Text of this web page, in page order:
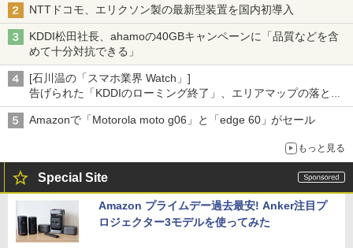
NTTドコモ、エリクソン製の最新型装置を国内初導入
KDDI松田社長、ahamoの40GBキャンペーンに「品質などを含
めて十分対抗できる」
[石川温の「スマホ業界 Watch」]
告げられた「KDDIのローミング終了」、エリアマップの落とし
穴と楽天モバイルの課題
Amazonで「Motorola moto g06」と「edge 60」がセール
もっと見る
Special Site
Amazon プライムデー過去最安! Anker注目プ
ロジェクター3モデルを使ってみた